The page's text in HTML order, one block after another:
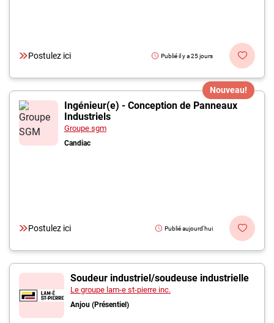
Postulez ici Publié il y a 25 jours
Nouveau!
Ingénieur(e) - Conception de Panneaux
Industriels
Groupe sgm
Candiac
Postulez ici Publié aujourd'hui
Soudeur industriel/soudeuse industrielle
Le groupe lam-e st-pierre inc.
Anjou (Présentiel)